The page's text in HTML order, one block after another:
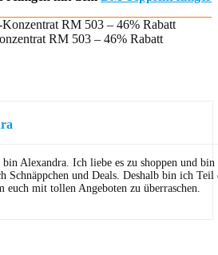
RM 503 – 46% Rabatt
Alexandra. Ich liebe es zu shoppen und
Schnäppchen und Deals. Deshalb bin ich Teil
euch mit tollen Angeboten zu überraschen.